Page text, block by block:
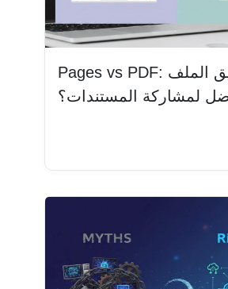
Pages vs PDF: ما هو تنسيق الملف
لمشاركة المستندات؟